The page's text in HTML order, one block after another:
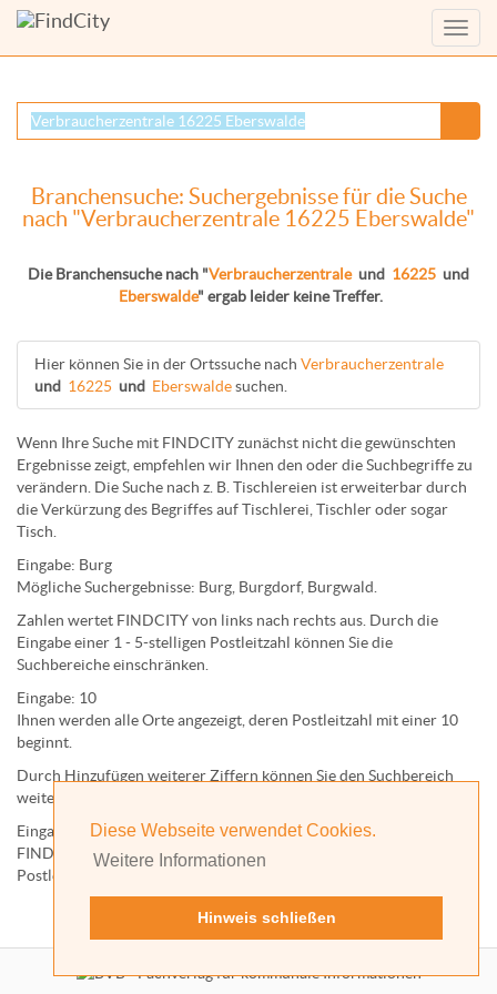
Diese Webseite verwendet Cookies.
Weitere Informationen
Hinweis schließen
Menü
Branchensuche: Suchergebnisse für die Suche
nach "Verbraucherzentrale 16225 Eberswalde"
Die Branchensuche nach "Verbraucherzentrale und 16225 und
Eberswalde" ergab leider keine Treffer.
Hier können Sie in der Ortssuche nach Verbraucherzentrale
und 16225 und Eberswaldesuchen.
Wenn Ihre Suche mit FINDCITY zunächst nicht die gewünschten
Ergebnisse zeigt, empfehlen wir Ihnen den oder die Suchbegriffe zu
verändern. Die Suche nach z. B. Tischlereien ist erweiterbar durch
die Verkürzung des Begriffes aufTischlerei Tischleroder sogar
Tisch
Eingabe: Burg
Mögliche Suchergebnisse: Burg Burgdorf, Burgwald.
Zahlen wertet FINDCITY von links nach rechts aus. Durch die
Eingabe einer 1 - 5-stelligen Postleitzahl können Sie die
Suchbereiche einschränken.
Eingabe: 10
Ihnen werden alle Orteangezeigt, deren Postleitzahl mit einer 10
beginnt.
Durch Hinzufügen weiterer Ziffern können Sie den Suchbereich
weiter einschränken.
Eingabe:
10585
FINDCITY präsentiert Ihnen ausschließlich die zu dieser
Postleitzahl gehörende Kommune; in diesem Fall Berlin.